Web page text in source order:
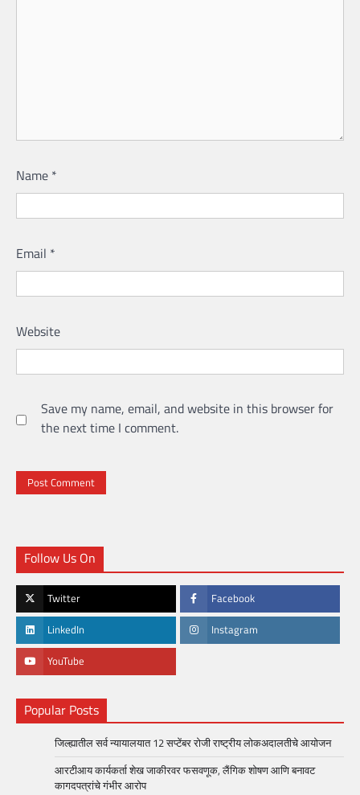
Name *
Email *
Website
Save my name, email, and website in this browser for
the next time I comment.
Follow Us On
Twitter Facebook
LinkedIn Instagram
YouTube
Popular Posts
जिल्ह्यातील सर्व न्यायालयात 12 सप्टेंबर रोजी राष्ट्रीय लोकअदालतीचे आयोजन
आरटीआय कार्यकर्ता शेख जाकीरवर फसवणूक, लैंगिक शोषण आणि बनावट
कागदपत्रांचे गंभीर आरोप